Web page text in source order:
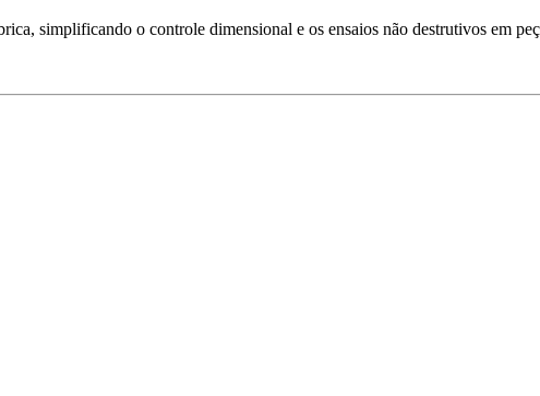
simplificando o controle dimensional e os ensaios não destrutivos em